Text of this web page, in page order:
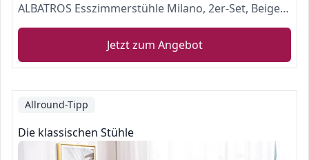
ALBATROS Esszimmerstühle Milano, 2er-Set, Beige, SGS geprüft
Jetzt zum Angebot
Allround-Tipp
Die klassischen Stühle